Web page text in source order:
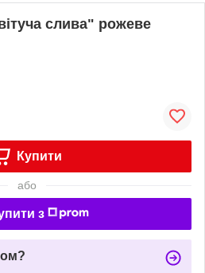
слива" рожеве
Купити
або
з